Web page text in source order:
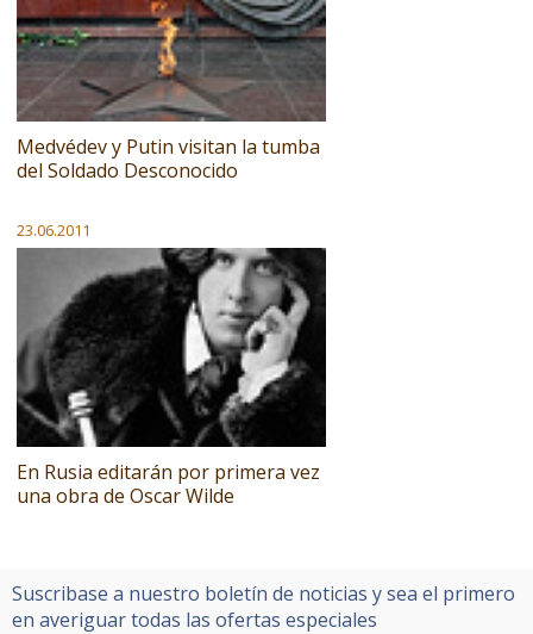
Medvédev y Putin visitan la tumba
del Soldado Desconocido
23.06.2011
En Rusia editarán por primera vez
una obra de Oscar Wilde
Suscribase a nuestro boletín de noticias y sea el primero
en averiguar todas las ofertas especiales